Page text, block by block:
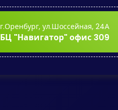
г.Оренбург, ул.Шоссейная, 24А
БЦ "Навигатор" офис 309